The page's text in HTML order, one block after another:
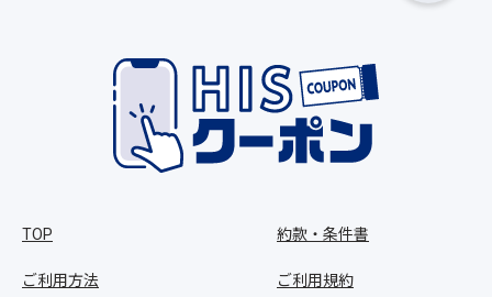
TOP
ご利用方法
約款・条件書
ご利用規約